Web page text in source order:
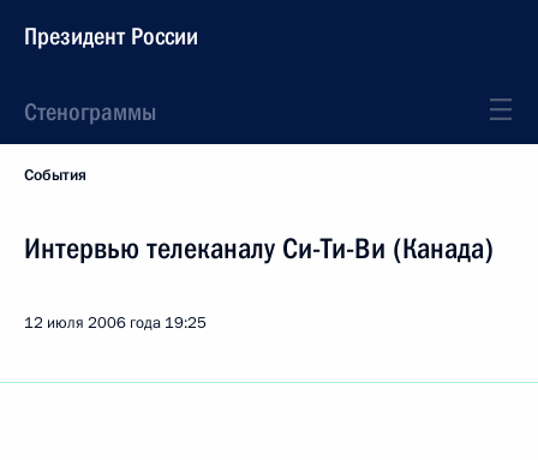
Президент России
Стенограммы
События
Интервью телеканалу Си-Ти-Ви (Канада)
12 июля 2006 года 19:25